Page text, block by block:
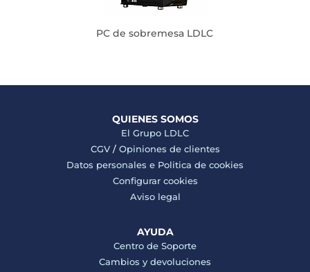
PC de sobremesa LDLC
QUIENES SOMOS
El Grupo LDLC
CGV/ Opiniones de clientes
Datos personales e Politica de cookies
Configurar cookies
Aviso legal
AYUDA
Centro de Soporte
Cambios y devoluciones